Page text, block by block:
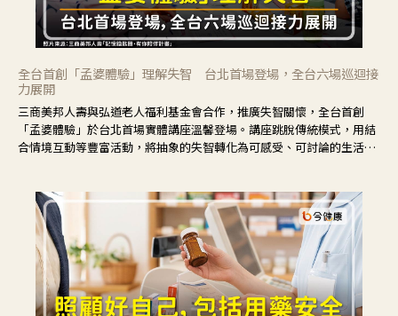
全台首創「孟婆體驗」理解失智 台北首場登場，全台六場巡迴接
力展開
三商美邦人壽與弘道老人福利基金會合作，推廣失智關懷，全台首創
「孟婆體驗」於台北首場實體講座溫馨登場。講座跳脫傳統模式，用結
合情境互動等豐富活動，將抽象的失智轉化為可感受、可討論的生活情